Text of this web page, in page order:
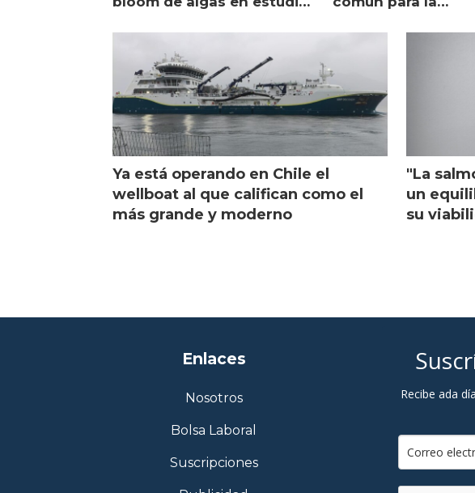
Ya está operando en Chile el
wellboat al que califican como el
más grande y moderno
"La
un
su
Enlaces
Nosotros
Bolsa Laboral
Suscripciones
Recibe ada